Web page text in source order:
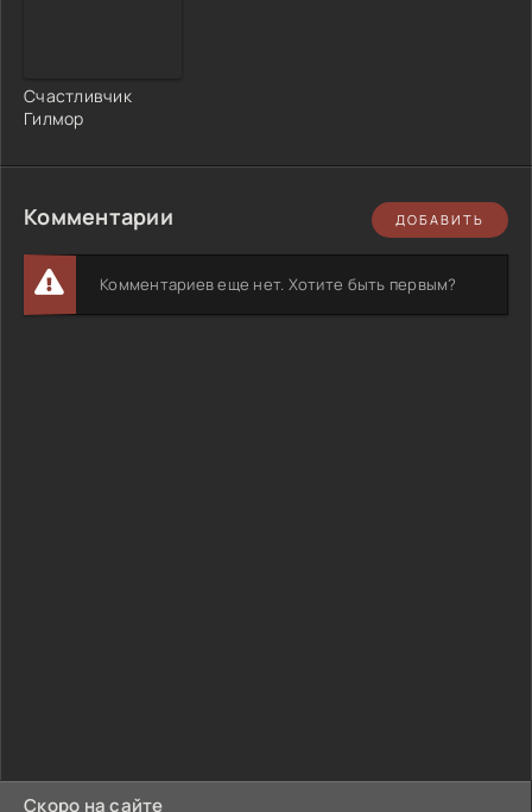
Скоро на сайте
Счастливчик
Гилмор
Комментарии ДОБАВИТЬ
Комментариев еще нет. Хотите быть первым?